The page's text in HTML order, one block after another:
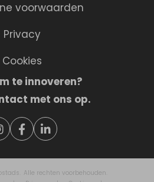
voorwaarden
Privacy
Cookies
te innoveren?
met ons op.
Alle rechten voorbehouden.